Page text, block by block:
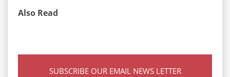
Also Read
SUBSCRIBE OUR EMAIL NEWS LETTER